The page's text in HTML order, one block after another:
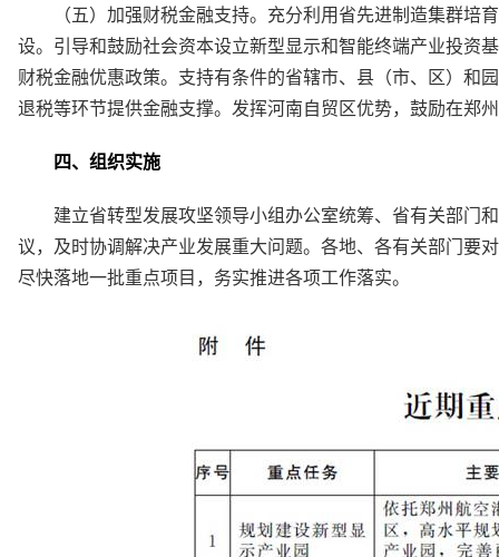
（五）加强财税金融支持。充分利用省先进制造集群培
设。引导和鼓励社会资本设立新型显示和智能终端产业投资
财税金融优惠政策。支持有条件的省辖市、县（市、区）和
退税等环节提供金融支撑。发挥河南自贸区优势，鼓励在郑
四、组织实施
建立省转型发展攻坚领导小组办公室统筹、省有关部门
议，及时协调解决产业发展重大问题。各地、各有关部门要
尽快落地一批重点项目，务实推进各项工作落实。